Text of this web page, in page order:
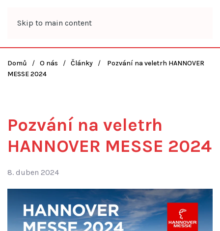
Skip to main content
Domů O nás Články
Pozvání na veletrh HANNOVER
MESSE 2024
Pozvání na veletrh
HANNOVER MESSE 2024
8. duben 2024